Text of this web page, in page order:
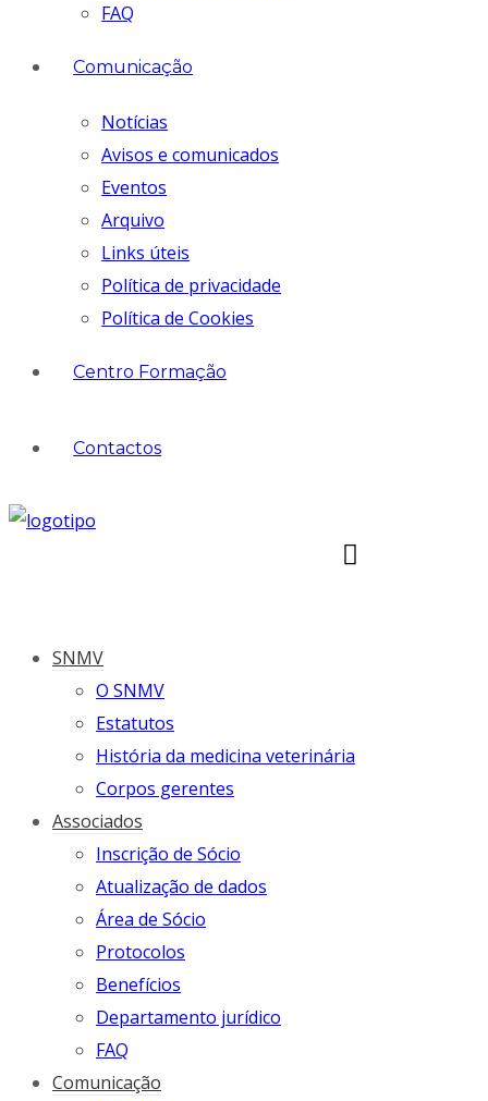
FAQ
Comunicação
Notícias
Avisos e comunicados
Eventos
Arquivo
Links úteis
Política de privacidade
Política de Cookies
Centro Formação
Contactos
SNMV
O SNMV
Estatutos
História da medicina veterinária
Corpos gerentes
Associados
Inscrição de Sócio
Atualização de dados
Área de Sócio
Protocolos
Benefícios
Departamento jurídico
FAQ
Comunicação